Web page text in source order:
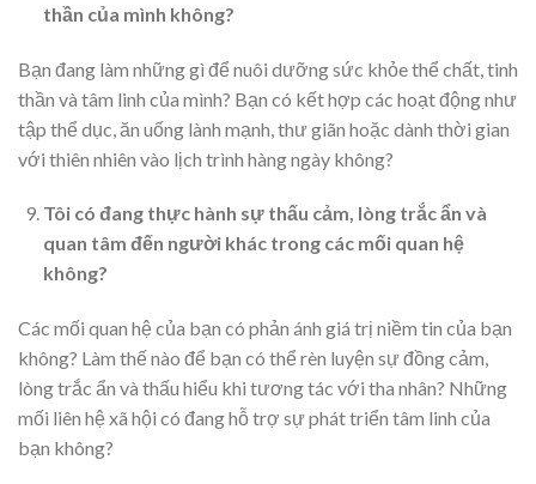
thần của mình không?
Bạn đang làm những gì để nuôi dưỡng sức khỏe thể chất, tinh
thần và tâm linh của mình? Bạn có kết hợp các hoạt động như
tập thể dục, ăn uống lành mạnh, thư giãn hoặc dành thời gian
với thiên nhiên vào lịch trình hàng ngày không?
Tôi có đang thực hành sự thấu cảm, lòng trắc ẩn và
quan tâm đến người khác trong các mối quan hệ
không?
Các mối quan hệ của bạn có phản ánh giá trị niềm tin của bạn
không? Làm thế nào để bạn có thể rèn luyện sự đồng cảm,
lòng trắc ẩn và thấu hiểu khi tương tác với tha nhân? Những
mối liên hệ xã hội có đang hỗ trợ sự phát triển tâm linh của
bạn không?